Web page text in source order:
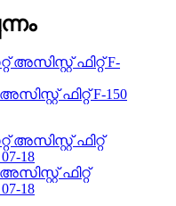
ഫിറ്റ് F-150
ഫിറ്റ്
18